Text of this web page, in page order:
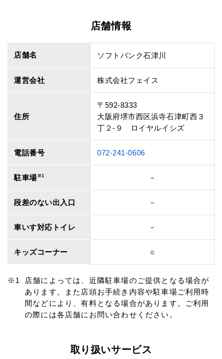
店舗情報
店舗名 ソフトバンク石津川
運営会社 株式会社フェイス
住所
〒592-8333
大阪府堺市西区浜寺石津町西３
丁２‐９ ロイヤルイシズ
電話番号 072-241-0606
駐車場※1 －
段差のない出入口 －
車いす対応トイレ －
キッズコーナー ○
店舗によっては、近隣駐車場のご提供となる場合が
あります。また店頭お手続き内容や駐車場ご利用時
間などにより、有料となる場合があります。ご利用
の際には各店舗にお問い合わせください。
取り扱いサービス